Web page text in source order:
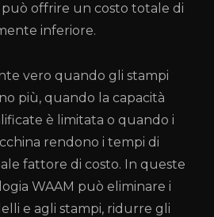
offrire un costo totale di
inferiore.
vero quando gli stampi
più, quando la capacità
è limitata o quando i
rendono i tempi di
fattore di costo. In queste
WAAM può eliminare i
e agli stampi, ridurre gli